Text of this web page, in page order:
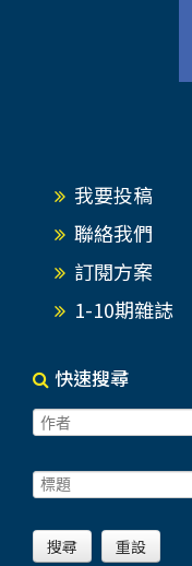
我要投稿
聯絡我們
訂閱方案
1-10期雜誌
快速搜尋